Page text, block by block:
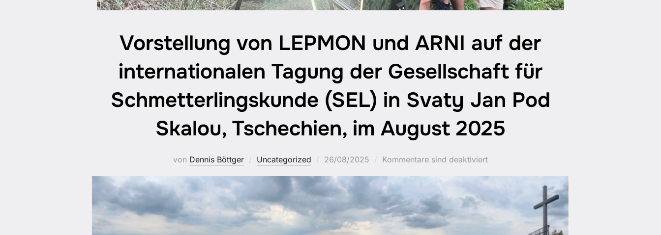
Vorstellung von LEPMON und ARNI auf der
internationalen Tagung der Gesellschaft für
Schmetterlingskunde (SEL) in Svaty Jan Pod
Skalou, Tschechien, im August 2025
von Dennis Böttger Uncategorized
Veröffentlicht
26/08/2025 Kommentare sind deaktiviert